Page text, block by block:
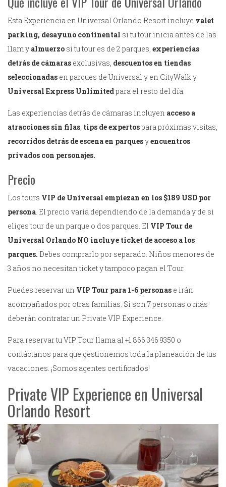
Esta Experiencia en Universal Orlando Resort incluye valet
parking, desayuno continental si tu tour inicia antes de las
11am y almuerzo si tu tour es de 2 parques, experiencias
detrás de cámaras exclusivas, descuentos en tiendas
seleccionadas en parques de Universal y en CityWalk y
Universal Express Unlimitedpara el resto del día.
Las experiencias detrás de cámaras incluyen acceso a
atracciones sin filas tips de expertospara próximas visitas,
recorridos detrás de escena en parquesyencuentros
privados con personajes.
Precio
Los tours VIP de Universal empiezan en los $189 USD por
persona . El precio varía dependiendo de la demanda y de si
eliges tour de un parque o dos parques. El VIP Tour de
Universal Orlando NO incluye ticket de acceso a los
parques. Debes comprarlo por separado. Niños menores de
3 años no necesitan ticket y tampoco pagan el Tour.
Puedes reservar un VIP Tour para 1-6 personas e irán
acompañados por otras familias. Si son 7 personas o más
deberán contratar un Private VIP Experience.
Para reservar tu VIP Tour llama al +1 866 346 9350 o
contáctanos para que gestionemos toda la planeación de tus
vacaciones. ¡Somos agentes certificados!
Private VIP Experience en Universal
Orlando Resort